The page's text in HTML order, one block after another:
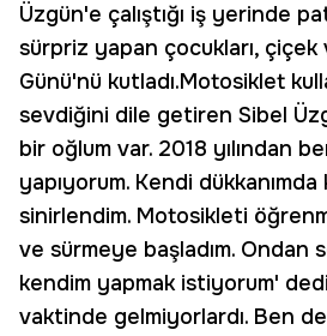
Üzgün'e çalıştığı iş yerinde
sürpriz yapan çocukları,
Günü'nü kutladı.Motosiklet
sevdiğini dile getiren Sibel
bir oğlum var. 2018 yılından
yapıyorum. Kendi
sinirlendim. Motosikleti
ve sürmeye başladım. Ondan
kendim yapmak istiyorum'
vaktinde gelmiyorlardı. Ben